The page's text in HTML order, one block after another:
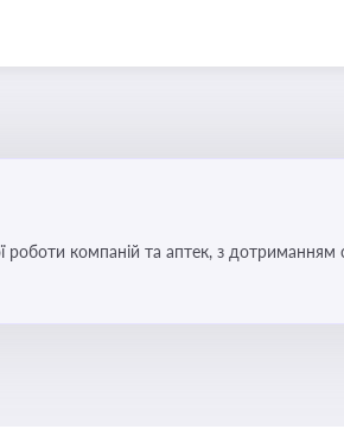
компаній та аптек, з дотриманням